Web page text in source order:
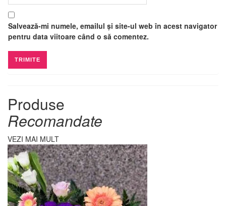
Salvează-mi numele, emailul și site-ul web în acest navigator
pentru data viitoare când o să comentez.
Produse
Recomandate
VEZI MAI MULT